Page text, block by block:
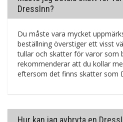
DressInn?
Du måste vara mycket
beställning överstiger ett visst
tullar och skatter för varor som
rekommenderar att du kollar
eftersom det finns skatter som
Hur kan jag avbryta en